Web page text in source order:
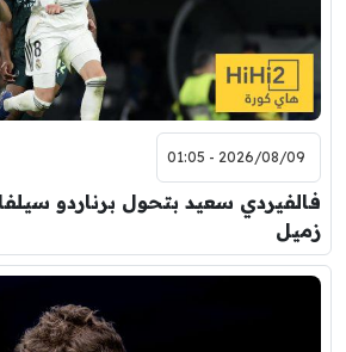
2026/08/09 - 01:05
فالفيردي سعيد بتحول برناردو
زميل